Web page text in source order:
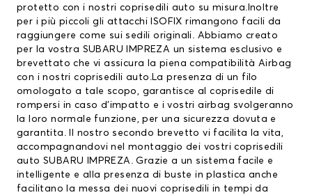
protetto con i nostri coprisedili auto su misura.Inoltre
per i più piccoli gli attacchi ISOFIX rimangono facili da
raggiungere come sui sedili originali. Abbiamo creato
per la vostra SUBARU IMPREZA un sistema esclusivo e
brevettato che vi assicura la piena compatibilità Airbag
con i nostri coprisedili auto.La presenza di un filo
omologato a tale scopo, garantisce al coprisedile di
rompersi in caso d’impatto e i vostri airbag svolgeranno
la loro normale funzione, per una sicurezza dovuta e
garantita. Il nostro secondo brevetto vi facilita la vita,
accompagnandovi nel montaggio dei vostri coprisedili
auto SUBARU IMPREZA. Grazie a un sistema facile e
intelligente e alla presenza di buste in plastica anche
facilitano la messa dei nuovi coprisedili in tempi da